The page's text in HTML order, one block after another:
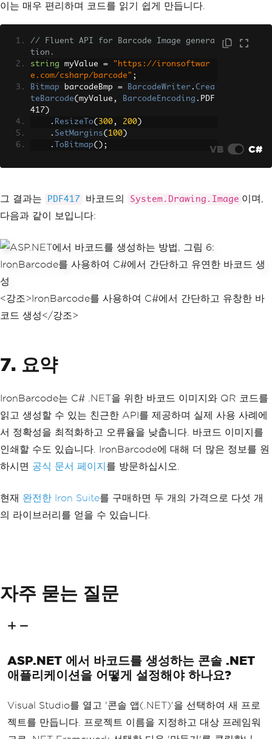
이는 매우 편리하며 코드를 읽기 쉽게 만듭니다.
// Fluent API for Barcode Image genera
tion.
string myValue =
"https://ironsoftwar
e.com/csharp/barcode" ;
Bitmap barcodeBmp = BarcodeWriter . Crea
teBarcode( myValue , BarcodeEncoding . PDF
417 )
. ResizeTo( 300, 200 )
. SetMargins( 100 )
.
ToBitmap(); VB C#
그 결과는 PDF417 바코드의 System.Drawing.Image 이며,
다음과 같이 보입니다:
<강조>IronBarcode를 사용하여 C#에서 간단하고 유창한 바
코드 생성</강조>
7. 요약
IronBarcode는 C# .NET을 위한 바코드 이미지와 QR 코드를
읽고 생성할 수 있는 친근한 API를 제공하며 실제 사용 사례에
서 정확성을 최적화하고 오류율을 낮춥니다. 바코드 이미지를
인쇄할 수도 있습니다. IronBarcode에 대해 더 많은 정보를 원
하시면 공식 문서 페이지 를 방문하십시오.
현재 완전한 Iron Suite를 구매하면 두 개의 가격으로 다섯 개
의 라이브러리를 얻을 수 있습니다.
자주 묻는 질문
ASP.NET 에서 바코드를 생성하는 콘솔 .NET
애플리케이션을 어떻게 설정해야 하나요?
Visual Studio를 열고 '콘솔 앱(.NET)'을 선택하여 새 프로
젝트를 만듭니다. 프로젝트 이름을 지정하고 대상 프레임워